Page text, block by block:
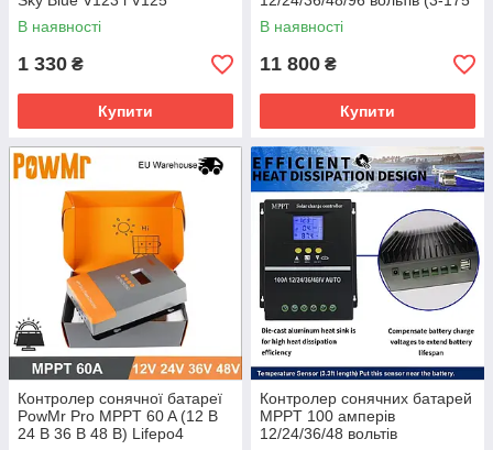
В наявності
1 330 ₴
Купити
вольтів АКБ)
В наявності
11 800 ₴
Купити
Контролер сонячної батареї
PowMr Pro MPPT 60 A (12 В
24 В 36 В 48 В) Lifepo4
Контролер сонячних батарей
MPPT 100 амперів
12/24/36/48 вольтів